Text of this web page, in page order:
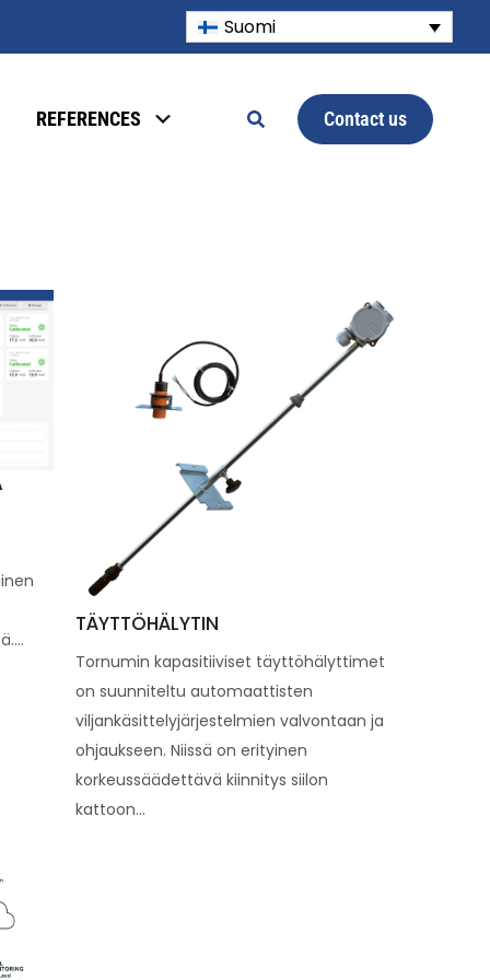
Suomi
REFERENCES Contact us
TÄYTTÖHÄLYTIN
Tornumin kapasitiiviset täyttöhälyttimet
on suunniteltu automaattisten
viljankäsittelyjärjestelmien valvontaan ja
ohjaukseen. Niissä on erityinen
korkeussäädettävä kiinnitys siilon
kattoon...